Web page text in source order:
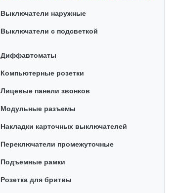
Выключатели наружные
Выключатели с подсветкой
Диффавтоматы
Компьютерные розетки
Лицевые панели звонков
Модульные разъемы
Накладки карточных выключателей
Переключатели промежуточные
Подъемные рамки
Розетка для бритвы